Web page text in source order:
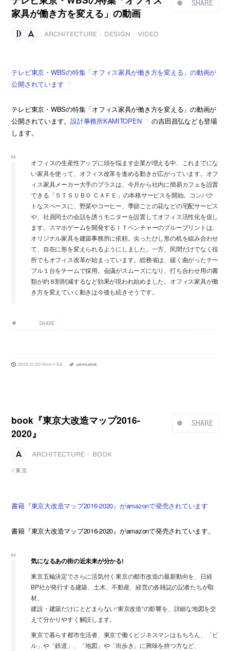
SHARE
家具が働き方を変える」の動画
ARCHITECTURE DESIGN VIDEO
テレビ東京・WBSの特集「オフィス家具が働き方を変える」の動画が
公開されています
テレビ東京・WBSの特集「オフィス家具が働き方を変える」の動画が
公開されています。設計事務所KAMITOPEN
の吉田昌弘なども登場
します。
オフィスの生産性アップに頭を悩ます企業が増える中、これまでにな
い家具を使って、オフィス改革を進める動きが広がっています。オフ
ィス家具メーカー大手のプラスは、今月から社内に簡易カフェを設置
できる「５ＴＳＵＢＯ ＣＡＦＥ」の本格サービスを開始。コンパク
トなスペースに、野菜やコーヒー、季節ごとの花などの宅配サービス
や、社員同士の会話を誘うモニターを設置してオフィス活性化を促し
ます。スマホゲームを開発するＩＴベンチャーのブループリントは、
オリジナル家具を建築事務所に依頼。尖ったひし形の机を組み合わせ
て、自在に形を変えられるようにしました。一方、民間だけでなく役
所でもオフィス改革が始まっています。総務省は、緩く曲がったテー
ブル１台をチームで採用。会議がスムーズになり、打ち合わせ用の書
類が約８割削減するなど効果が現われ始めました。オフィス家具が働
き方を変えていく動きは今後も続きそうです。
SHARE
2016.01.20 Wed 11:56 permalink
SHARE
book『東京大改造マップ2016-
2020』
ARCHITECTURE
BOOK
東京
書籍『東京大改造マップ2016-2020』がamazonで発売されています
書籍『東京大改造マップ2016-2020』がamazonで発売されています。
気になるあの街の近未来が分かる!
東京五輪決定でさらに活気付く東京の都市改造の最新動向を、日経
BP社が発行する建築、土木、不動産、経営の各雑誌の記者たちが取
材。
建設・建築だけにとどまらない“東京改造”の影響を、詳細な地図を交
えて分かりやすく解説します。
東京で暮らす都市生活者、東京で働くビジネスマンはもちろん、「ビ
ル」や「鉄道」、「地図」や「街歩き」に興味を持つ方など、